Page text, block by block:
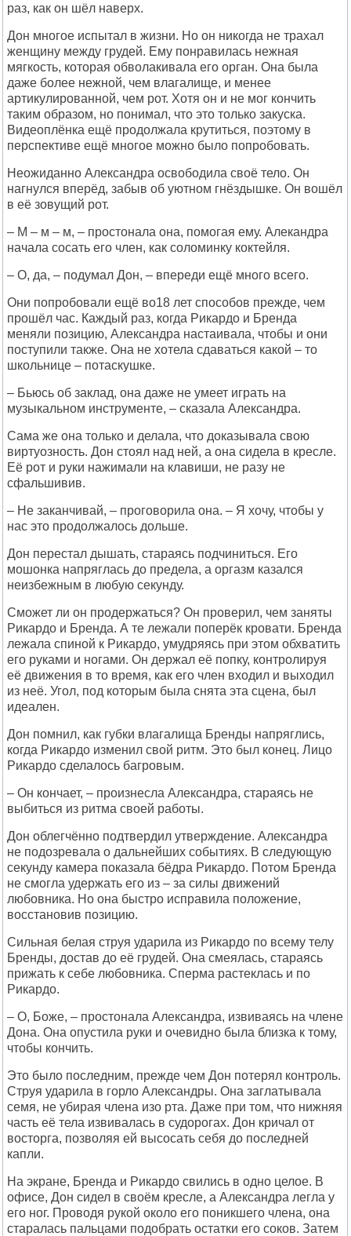
раз, как он шёл наверх.
Дон многое испытал в жизни. Но он никогда не трахал
женщину между грудей. Ему понравилась нежная
мягкость, которая обволакивала его орган. Она была
даже более нежной, чем влагалище, и менее
артикулированной, чем рот. Хотя он и не мог кончить
таким образом, но понимал, что это только закуска.
Видеоплёнка ещё продолжала крутиться, поэтому в
перспективе ещё многое можно было попробовать.
Неожиданно Александра освободила своё тело. Он
нагнулся вперёд, забыв об уютном гнёздышке. Он вошёл
в её зовущий рот.
– М – м – м, – простонала она, помогая ему. Алекандра
начала сосать его член, как соломинку коктейля.
– О, да, – подумал Дон, – впереди ещё много всего.
Они попробовали ещё во18 лет способов прежде, чем
прошёл час. Каждый раз, когда Рикардо и Бренда
меняли позицию, Александра настаивала, чтобы и они
поступили также. Она не хотела сдаваться какой – то
школьнице – потаскушке.
– Бьюсь об заклад, она даже не умеет играть на
музыкальном инструменте, – сказала Александра.
Сама же она только и делала, что доказывала свою
виртуозность. Дон стоял над ней, а она сидела в кресле.
Её рот и руки нажимали на клавиши, не разу не
сфальшивив.
– Не заканчивай, – проговорила она. – Я хочу, чтобы у
нас это продолжалось дольше.
Дон перестал дышать, стараясь подчиниться. Его
мошонка напряглась до предела, а оргазм казался
неизбежным в любую секунду.
Сможет ли он продержаться? Он проверил, чем заняты
Рикардо и Бренда. А те лежали поперёк кровати. Бренда
лежала спиной к Рикардо, умудряясь при этом обхватить
его руками и ногами. Он держал её попку, контролируя
её движения в то время, как его член входил и выходил
из неё. Угол, под которым была снята эта сцена, был
идеален.
Дон помнил, как губки влагалища Бренды напряглись,
когда Рикардо изменил свой ритм. Это был конец. Лицо
Рикардо сделалось багровым.
– Он кончает, – произнесла Александра, стараясь не
выбиться из ритма своей работы.
Дон облегчённо подтвердил утверждение. Александра
не подозревала о дальнейших событиях. В следующую
секунду камера показала бёдра Рикардо. Потом Бренда
не смогла удержать его из – за силы движений
любовника. Но она быстро исправила положение,
восстановив позицию.
Сильная белая струя ударила из Рикардо по всему телу
Бренды, достав до её грудей. Она смеялась, стараясь
прижать к себе любовника. Сперма растеклась и по
Рикардо.
– О, Боже, – простонала Александра, извиваясь на члене
Дона. Она опустила руки и очевидно была близка к тому,
чтобы кончить.
Это было последним, прежде чем Дон потерял контроль.
Струя ударила в горло Александры. Она заглатывала
семя, не убирая члена изо рта. Даже при том, что нижняя
часть её тела извивалась в судорогах. Дон кричал от
восторга, позволяя ей высосать себя до последней
капли.
На экране, Бренда и Рикардо свились в одно целое. В
офисе, Дон сидел в своём кресле, а Александра легла у
его ног. Проводя рукой около его поникшего члена, она
старалась пальцами подобрать остатки его соков. Затем